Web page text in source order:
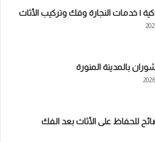
| خدمات النجارة وفك وتركيب الأثاث
بالمدينة المنورة
للحفاظ على الأثاث بعد الفك